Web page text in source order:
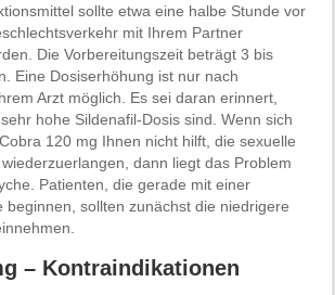
sollte etwa eine halbe Stunde vor
mit Ihrem Partner
Die Vorbereitungszeit beträgt 3 bis
Eine Dosiserhöhung ist nur nach
Arzt möglich. Es sei daran erinnert,
hohe Sildenafil-Dosis sind. Wenn sich
120 mg Ihnen nicht hilft, die sexuelle
dann liegt das Problem
Patienten, die gerade mit einer
beginnen, sollten zunächst die niedrigere
– Kontraindikationen